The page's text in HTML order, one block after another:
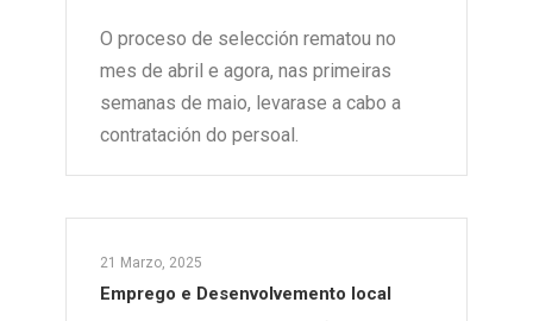
O proceso de selección rematou no
mes de abril e agora, nas primeiras
semanas de maio, levarase a cabo a
contratación do persoal.
21 Marzo, 2025
Emprego e Desenvolvemento local